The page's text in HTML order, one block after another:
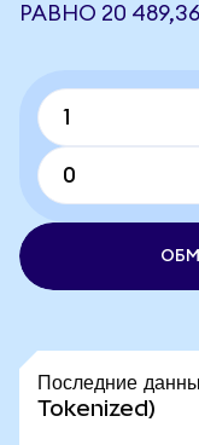
РАВНО 20
Последние
Tokenized)